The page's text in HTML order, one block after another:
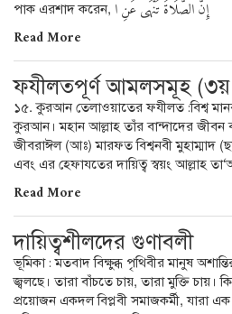
পাক এরশাদ করেন, إِنَّ الصَّلَاةَ تَنْهَى عَنِ ا
Read More
ফযীলতপূর্ণ আমলসমূহ (৩য়
১৫. কুরআন তেলাওয়াতের ফযীলত :বিশ্ব
কুরআন। মহান আল্লাহ তাঁর বান্দাদের জীবন
জীবরাঈল (আঃ) মারফত বিশ্বনবী মুহাম্মাদ
এবং এর হেফাযতের দায়িত্ব স্বয়ং আল্লাহ
Read More
দায়িত্বশীলদের গুণাবলী
ভূমিকা : মতবাদ বিক্ষুব্ধ পৃথিবীর মানুষ
জ্বলছে। তারা বাঁচতে চায়, তারা মুক্তি চায়।
প্রয়োজন একদল বিপ্লবী সমাজকর্মী, যারা